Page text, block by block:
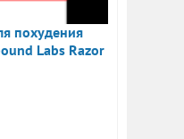
похудения
Labs Razor